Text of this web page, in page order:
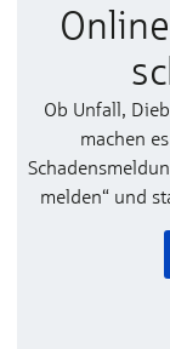
Ob Unfall,
machen
melden“ und